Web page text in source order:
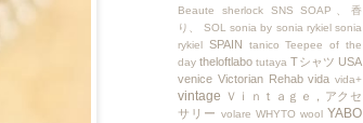
Beaute sherlock SNS
SOAP、香
り、
SOL sonia by sonia rykiel sonia
rykiel SPAIN tanico Teepee of the
day theloftlabo tutaya Tシャツ USA
venice Victorian Rehab vida vida+
vintage Ｖｉｎｔａｇｅ，アクセ
サリー volare WHYTO wool YABO